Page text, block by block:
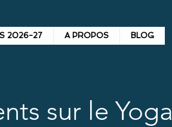
2026-27 A PROPOS BLOG
sur le Yoga